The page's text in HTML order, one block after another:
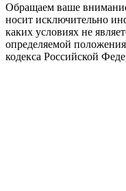
Обращаем ваше
носит исключительно
каких условиях не
определяемой
кодекса Российской